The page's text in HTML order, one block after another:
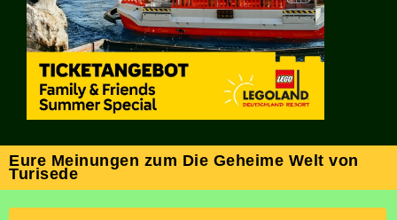
Eure Meinungen zum Die Geheime Welt von
Turisede